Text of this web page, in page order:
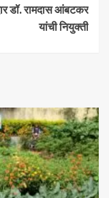
डॉ. रामदास आंबटकर
यांची नियुक्ती